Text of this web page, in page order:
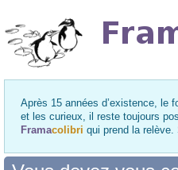
Après 15 années d’existence, le
et les curieux, il reste toujours
Framacolibri qui prend la